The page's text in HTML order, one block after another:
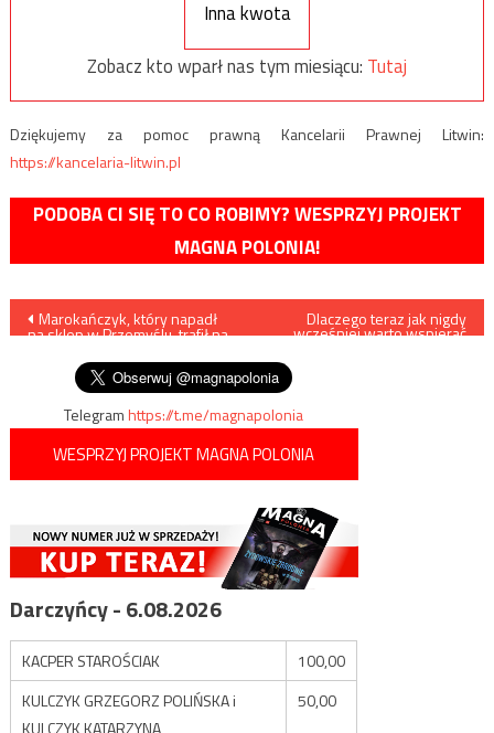
Inna kwota
Zobacz kto wparł nas tym miesiącu: Tutaj
Dziękujemy za pomoc prawną Kancelarii Prawnej Litwin:
https://kancelaria-litwin.pl
PODOBA CI SIĘ TO CO ROBIMY? WESPRZYJ PROJEKT
MAGNA POLONIA!
Nawigacja
wpisu
Marokańczyk, który napadł
na sklep w Przemyślu, trafił na
Dlaczego teraz jak nigdy
wcześniej warto wspierać
Telegramhttps://t.me/magnapolonia
WESPRZYJ PROJEKT MAGNA POLONIA
Darczyńcy - 6.08.2026
KACPER STAROŚCIAK
100,00
KULCZYK GRZEGORZ POLIŃSKA i
KULCZYK KATARZYNA
50,00